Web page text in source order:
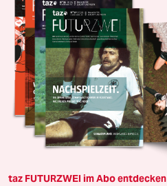
taz FUTURZWEI im Abo entdecken